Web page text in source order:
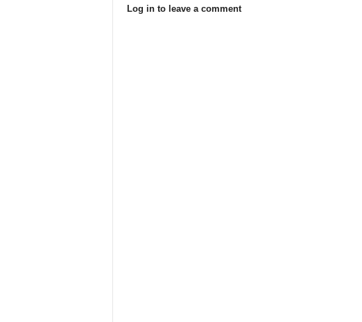
Log in to leave a comment